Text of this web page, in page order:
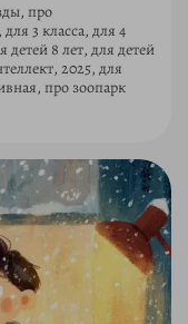
про
3 класса, для 4
детей 8 лет, для детей
2025, для
про зоопарк